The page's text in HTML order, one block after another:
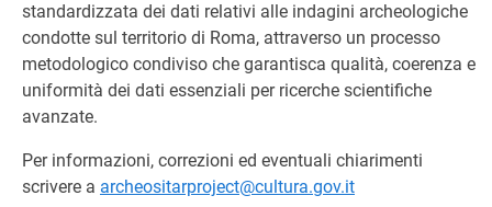
standardizzata dei dati relativi alle indagini archeologiche
condotte sul territorio di Roma, attraverso un processo
metodologico condiviso che garantisca qualità, coerenza e
uniformità dei dati essenziali per ricerche scientifiche
avanzate.
Per informazioni, correzioni ed eventuali chiarimenti
scrivere a archeositarproject@cultura.gov.it